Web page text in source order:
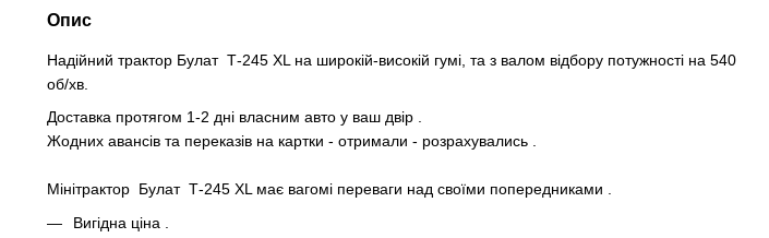
Опис
Надійний трактор Булат Т-245 XL на широкій-високій гумі, та з валом відбору потужності на 540
об/хв.
Доставка протягом 1-2 дні власним авто у ваш двір .
Жодних авансів та переказів на картки - отримали - розрахувались .
Мінітрактор Булат Т-245 XL має вагомі переваги над своїми попередниками .
Вигідна ціна .